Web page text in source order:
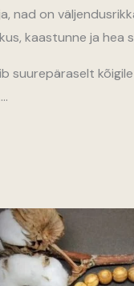
nad on
kaastunne ja hea
suurepäraselt